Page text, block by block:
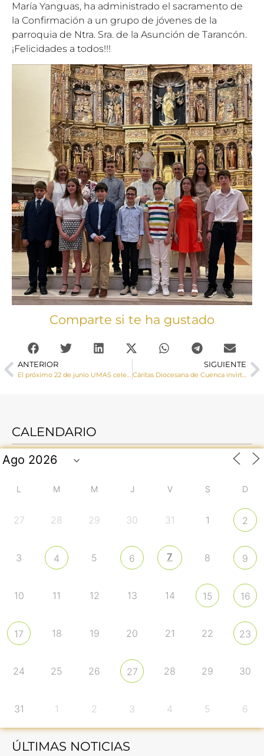
María Yanguas, ha administrado el sacramento de
la Confirmación a un grupo de jóvenes de la
parroquia de Ntra. Sra. de la Asunción de Tarancón.
¡Felicidades a todos!!!
Comparte si te ha gustado
ANTERIOR
El próximo 22 de junio UMAS celebrará su Asamblea anual de Mutualistas
SIGUIENTE
Cáritas Diocesana de Cuenca invirtió 2’6 millones de Euros en 2021 para ayudar a más de 4.000 personas en situación de precariedad
CALENDARIO
L M M J V S D
27 28 29 30 31 1 2
3 4 5 6 7 8 9
10 11 12 13 14 15 16
17 18 19 20 21 22 23
24 25 26 27 28 29 30
31 1 2 3 4 5 6
ÚLTIMAS NOTICIAS